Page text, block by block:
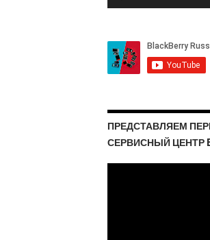
ПРЕДСТАВЛЯЕМ
СЕРВИСНЫЙ ЦЕНТР